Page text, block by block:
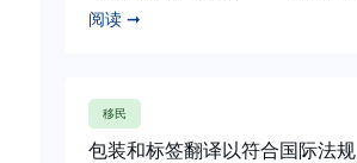
阅读 ➞
移民
包装和标签翻译以符合国际法规